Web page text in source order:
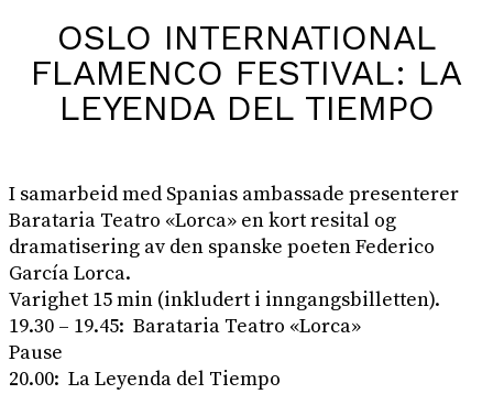
OSLO INTERNATIONAL
FLAMENCO FESTIVAL: LA
LEYENDA DEL TIEMPO
I samarbeid med Spanias ambassade presenterer
Barataria Teatro «Lorca» en kort resital og
dramatisering av den spanske poeten Federico
García Lorca.
Varighet 15 min (inkludert i inngangsbilletten).
19.30 – 19.45: Barataria Teatro «Lorca»
Pause
20.00: La Leyenda del Tiempo